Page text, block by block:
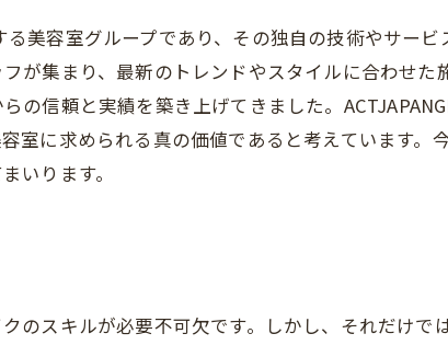
る美容室グループであり、その独自の技術やサー
が集まり、最新のトレンドやスタイルに合わせ
の信頼と実績を築き上げてきました。
室に求められる真の価値であると考えています
いります。
のスキルが必要不可欠です。しかし、それだけ